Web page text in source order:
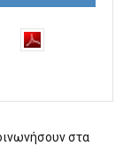
στα